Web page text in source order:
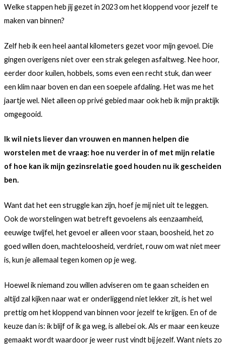
Welke stappen heb jij gezet in 2023 om het kloppend voor jezelf te
maken van binnen?
Zelf heb ik een heel aantal kilometers gezet voor mijn gevoel. Die
gingen overigens niet over een strak gelegen asfaltweg. Nee hoor,
eerder door kuilen, hobbels, soms even een recht stuk, dan weer
een klim naar boven en dan een soepele afdaling. Het was me het
jaartje wel. Niet alleen op privé gebied maar ook heb ik mijn praktijk
omgegooid.
Ik wil niets liever dan vrouwen en mannen helpen die
worstelen met de vraag: hoe nu verder in of met mijn relatie
of hoe kan ik mijn gezinsrelatie goed houden nu ik gescheiden
ben.
Want dat het een struggle kan zijn, hoef je mij niet uit te leggen.
Ook de worstelingen wat betreft gevoelens als eenzaamheid,
eeuwige twijfel, het gevoel er alleen voor staan, boosheid, het zo
goed willen doen, machteloosheid, verdriet, rouw om wat niet meer
is, kun je allemaal tegen komen op je weg.
Hoewel ik niemand zou willen adviseren om te gaan scheiden en
altijd zal kijken naar wat er onderliggend niet lekker zit, is het wel
prettig om het kloppend van binnen voor jezelf te krijgen. En of de
keuze dan is: ik blijf of ik ga weg, is allebei ok. Als er maar een keuze
gemaakt wordt waardoor je weer rust vindt bij jezelf. Want niets zo